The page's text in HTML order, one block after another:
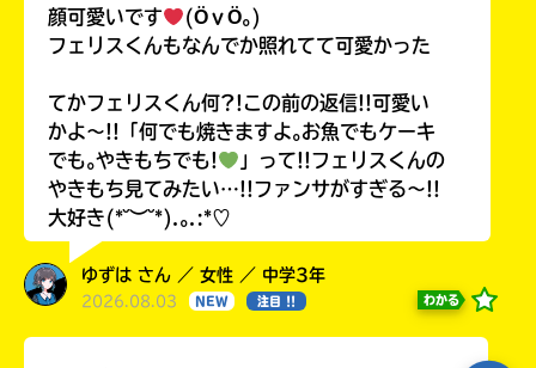
顔可愛いです
(ӦｖӦ｡)
フェリスくんもなんでか照れてて可愛かった
てかフェリスくん何?!この前の返信!!可愛い
かよ〜!!「何でも焼きますよ｡お魚でもケーキ
でも｡やきもちでも!
」って!!フェリスくんの
やきもち見てみたい…!!ファンサがすぎる〜!!
大好き(*˘︶˘*).｡.:*♡
ゆずは さん ／ 女性 ／ 中学3年
2026.08.03 NEW 注目 !! わかる